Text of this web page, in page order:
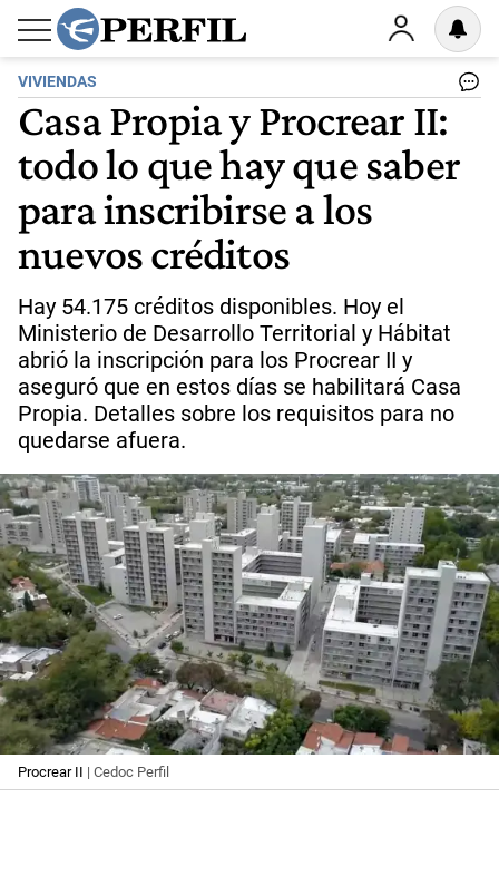
VIVIENDAS
Casa Propia y Procrear II:
todo lo que hay que saber
para inscribirse a los
nuevos créditos
Hay 54.175 créditos disponibles. Hoy el
Ministerio de Desarrollo Territorial y Hábitat
abrió la inscripción para los Procrear II y
aseguró que en estos días se habilitará Casa
Propia. Detalles sobre los requisitos para no
quedarse afuera.
Procrear II | Cedoc Perfil